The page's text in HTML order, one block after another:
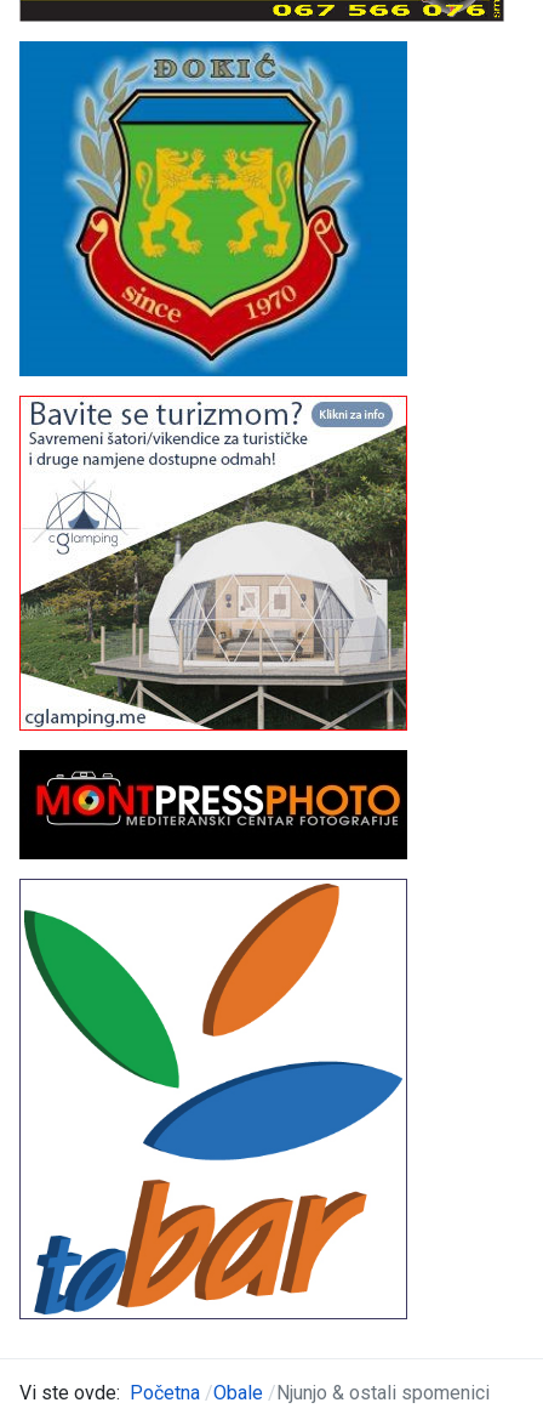
Vi ste ovde: Početna Obale Njunjo & ostali spomenici